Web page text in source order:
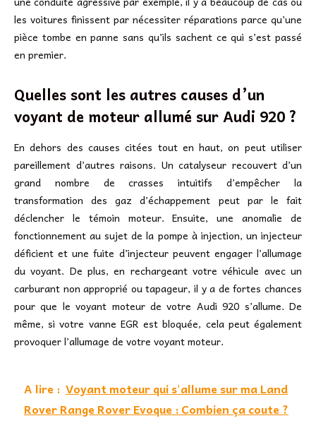
les voitures finissent par nécessiter réparations parce qu’une
pièce tombe en panne sans qu’ils sachent ce qui s’est passé
en premier.
Quelles sont les autres causes d’un
voyant de moteur allumé sur Audi 920 ?
En dehors des causes citées tout en haut, on peut utiliser
pareillement d’autres raisons. Un catalyseur recouvert d’un
grand nombre de crasses intuitifs d’empêcher la
transformation des gaz d’échappement peut par le fait
déclencher le témoin moteur. Ensuite, une anomalie de
fonctionnement au sujet de la pompe à injection, un injecteur
déficient et une fuite d’injecteur peuvent engager l’allumage
du voyant. De plus, en rechargeant votre véhicule avec un
carburant non approprié ou tapageur, il y a de fortes chances
pour que le voyant moteur de votre Audi 920 s’allume. De
même, si votre vanne EGR est bloquée, cela peut également
provoquer l’allumage de votre voyant moteur.
A lire : Voyant moteur qui s'allume sur ma Land
Rover Range Rover Evoque : Combien ça coute ?